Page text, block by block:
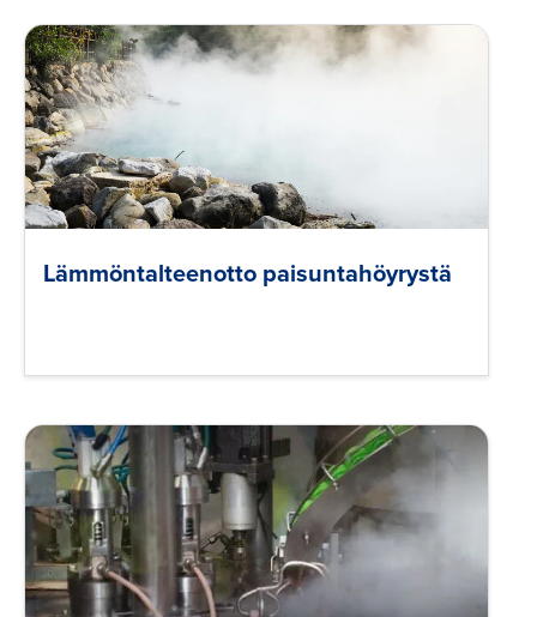
Lämmöntalteenotto paisuntahöyrystä